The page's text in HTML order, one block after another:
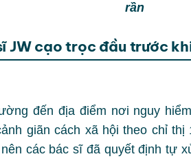
rần
JW cạo trọc đầu trước
đến địa điểm nơi nguy
giãn cách xã hội theo chỉ
các bác sĩ đã quyết định tự